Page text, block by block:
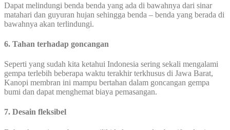
Dapat melindungi benda benda yang ada di bawahnya dari sinar
matahari dan guyuran hujan sehingga benda – benda yang berada di
bawahnya akan terlindungi.
6. Tahan terhadap goncangan
Seperti yang sudah kita ketahui Indonesia sering sekali mengalami
gempa terlebih beberapa waktu terakhir terkhusus di Jawa Barat,
Kanopi membran ini mampu bertahan dalam goncangan gempa
bumi dan dapat menghemat biaya pemasangan.
7. Desain fleksibel